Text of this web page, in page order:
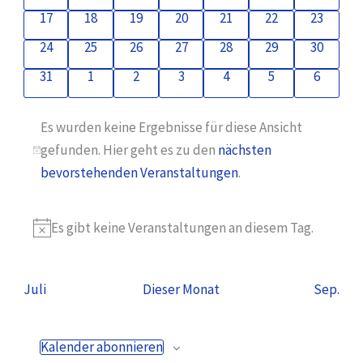
017 0
18 019 020 0
21 0
22 023
024 0
25 026 027 0
28 0
29 0
30
0
31 0
1 0
2 0
3 0
4 0
5 0
6
Hinweis
Es wurden keine Ergebnisse für diese Ansicht
gefunden. Hier geht es zu den nächsten
bevorstehenden Veranstaltungen.
Hinweis
Es gibt keine Veranstaltungen an diesem Tag.
Juli Dieser Monat Sep.
Kalender abonnieren